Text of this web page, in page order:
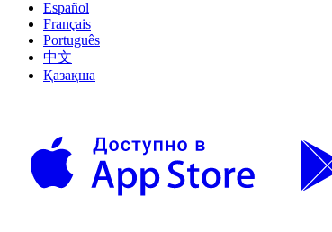
Español
Français
Português
中文
Қазақша